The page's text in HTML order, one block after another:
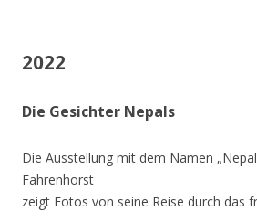
2022
Die Gesichter Nepals
Die Ausstellung mit dem Namen
Fahrenhorst
zeigt Fotos von seine Reise durch das